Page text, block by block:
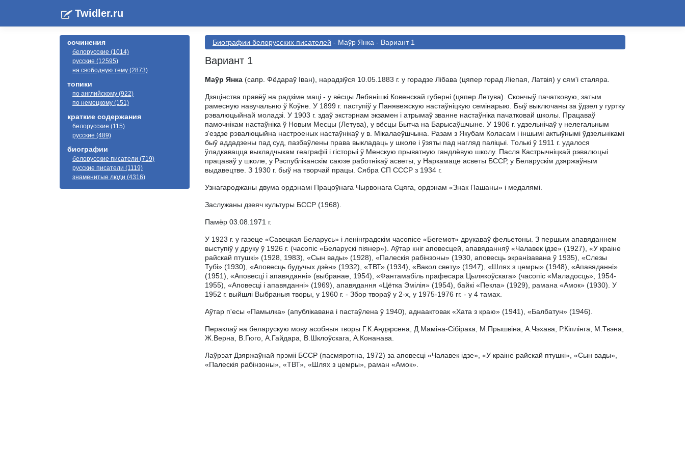
Twidler.ru
сочинения
белорусские (1014)
русские (12595)
на свободную тему (2873)
топики
по английскому (922)
по немецкому (151)
краткие содержания
белорусские (115)
русские (489)
биографии
белорусские писатели (719)
русские писатели (1119)
знаменитые люди (4316)
Биографии белорусскиx писателей - Маўр Янка - Вариант 1
Вариант 1
Маўр Янка (сапр. Фёдараў Іван), нарадзіўся 10.05.1883 г. у горадзе Лібава (цяпер горад Ліепая, Латвія) у сям'і сталяра.
Дзяцінства правёў на радзіме маці - у вёсцы Лебянішкі Ковенскай губерні (цяпер Летува). Скончыў пачатковую, затым
рамесную навучальню ў Коўне. У 1899 г. паступіў у Панявежскую настаўніцкую семінарыю. Быў выключаны за ўдзел у гуртку
рэвалюцыйнай моладзі. У 1903 г. здаў экстэрнам экзамен і атрымаў званне настаўніка пачатковай школы. Працаваў
памочнікам настаўніка ў Новым Месцы (Летува), у вёсцы Бытча на Барысаўшчыне. У 1906 г. удзельнічаў у нелегальным
з'ездзе рэвалюцыйна настроеных настаўнікаў у в. Мікалаеўшчына. Разам з Якубам Коласам і іншымі актыўнымі ўдзельнікамі
быў аддадзены пад суд, пазбаўлены права выкладаць у школе і ўзяты пад нагляд паліцыі. Толькі ў 1911 г. удалося
ўладкавацца выкладчыкам геаграфіі і гісторыі ў Менскую прыватную гандлёвую школу. Пасля Кастрычніцкай рэвалюцыі
працаваў у школе, у Рэспубліканскім саюзе работнікаў асветы, у Наркамаце асветы БССР, у Беларускім дзяржаўным
выдавецтве. З 1930 г. быў на творчай працы. Сябра СП СССР з 1934 г.
Узнагароджаны двума ордэнамі Працоўнага Чырвонага Сцяга, ордэнам «Знак Пашаны» і медалямі.
Заслужаны дзеяч культуры БССР (1968).
Памёр 03.08.1971 г.
У 1923 г. у газеце «Савецкая Беларусь» і ленінградскім часопісе «Бегемот» друкаваў фельетоны. З першым апавяданнем
выступіў у друку ў 1926 г. (часопіс «Беларускі піянер»). Аўтар кніг аповесцей, апавяданняў «Чалавек ідзе» (1927), «У краіне
райскай птушкі» (1928, 1983), «Сын вады» (1928), «Палескія рабінзоны» (1930, аповесць экранізавана ў 1935), «Слезы
Тубі» (1930), «Аповесць будучых дзён» (1932), «ТВТ» (1934), «Вакол свету» (1947), «Шлях з цемры» (1948), «Апавяданні»
(1951), «Аповесці і апавяданні» (выбранае, 1954), «Фантамабіль прафесара Цылякоўскага» (часопіс «Маладосць», 1954-
1955), «Аповесці і апавяданні» (1969), апавядання «Цётка Эмілія» (1954), байкі «Пекла» (1929), рамана «Амок» (1930). У
1952 г. выйшлі Выбраныя творы, у 1960 г. - Збор твораў у 2-х, у 1975-1976 гг. - у 4 тамах.
Аўтар п'есы «Памылка» (апублікавана і пастаўлена ў 1940), аднаактовак «Хата з краю» (1941), «Балбатун» (1946).
Пераклаў на беларускую мову асобныя творы Г.К.Андэрсена, Д.Маміна-Сібірака, М.Прышвіна, А.Чэхава, Р.Кіплінга, М.Твэна,
Ж.Верна, В.Гюго, А.Гайдара, В.Шклоўскага, А.Конанава.
Лаўрэат Дзяржаўнай прэміі БССР (пасмяротна, 1972) за аповесці «Чалавек ідзе», «У краіне райскай птушкі», «Сын вады»,
«Палескія рабінзоны», «ТВТ», «Шлях з цемры», раман «Амок».